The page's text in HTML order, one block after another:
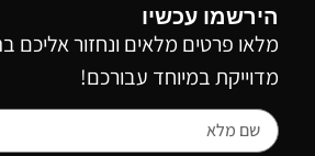
הירשמו עכשיו
מלאו פרטים מלאים ונחזור
מדוייקת במיוחד עבורכם!